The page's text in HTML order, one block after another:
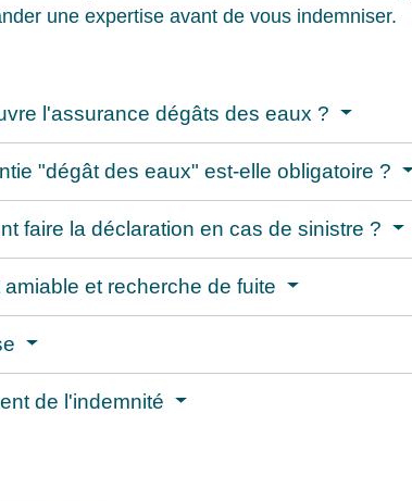
une expertise avant de vous indemniser.
l'assurance dégâts des eaux ?
"dégât des eaux" est-elle obligatoire ?
faire la déclaration en cas de sinistre ?
amiable et recherche de fuite
de l'indemnité